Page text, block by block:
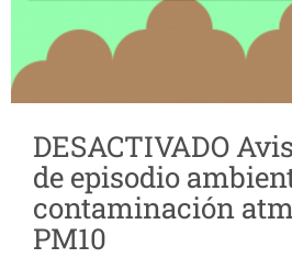
DESACTIVADO
de episodio
contaminación
PM10